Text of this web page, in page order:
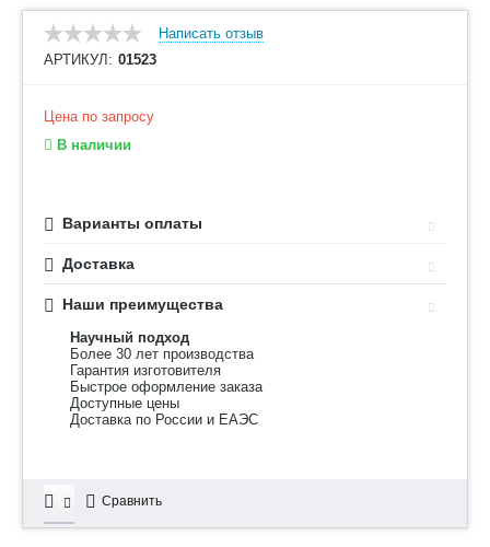
Написать отзыв
АРТИКУЛ: 01523
Цена по запросу
В наличии
Варианты оплаты
Доставка
Наши преимущества
Научный подход
Более 30 лет производства
Гарантия изготовителя
Быстрое оформление заказа
Доступные цены
Доставка по России и ЕАЭС
Сравнить